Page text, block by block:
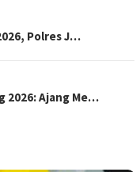
Polres J…
2026: Ajang Me…